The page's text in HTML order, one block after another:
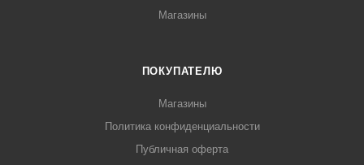
Магазины
ПОКУПАТЕЛЮ
Магазины
Политика конфиденциальности
Публичная оферта